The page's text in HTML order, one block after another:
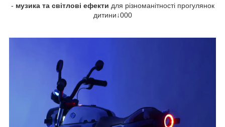
- музика та світлові ефекти для різноманітності прогулянок
дитини↓000